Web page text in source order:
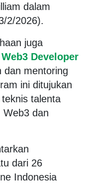
dalam
2/2026).
juga
Web3 Developer
dan mentoring
ini ditujukan
talenta
Web3 dan
dari 26
Indonesia